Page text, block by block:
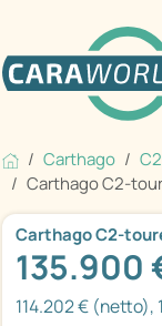
Carthago
Carthago C2-
Carthago C2-
135.900
114.202 € (netto),